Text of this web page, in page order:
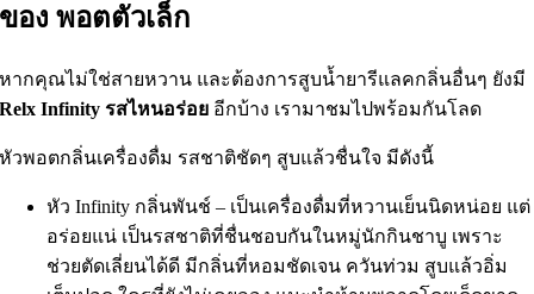
ของ พอตตัวเล็ก
หากคุณไม่ใช่สายหวาน และต้องการสูบน้ำยารีแลคกลิ่นอื่นๆ ยังมี
Relx Infinity รสไหนอร่อย อีกบ้าง เรามาชมไปพร้อมกันโลด
หัวพอตกลิ่นเครื่องดื่ม รสชาติชัดๆ สูบแล้วชื่นใจ มีดังนี้
หัว Infinity กลิ่นพันช์ – เป็นเครื่องดื่มที่หวานเย็นนิดหน่อย แต่
อร่อยแน่ เป็นรสชาติที่ชื่นชอบกันในหมู่นักกินชาบู เพราะ
ช่วยตัดเลี่ยนได้ดี มีกลิ่นที่หอมชัดเจน ควันท่วม สูบแล้วอิ่ม